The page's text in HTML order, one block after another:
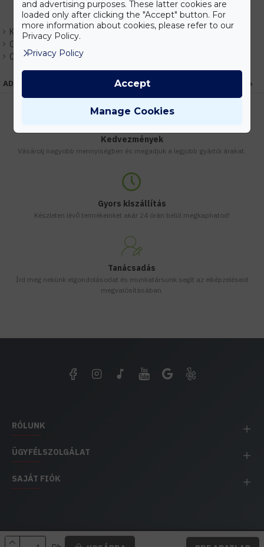
Készlet:Rendelhető
Gyártó:
Elmark
Cikkszám:EHEM195004
ADATOK
Kedvezmények
Vásárolj nagyobb mennyiségben és megadjuk a legjobb gyártói árakat.
Gyors kiszállítás
Készleten lévő termékeinket akár 24 órán belül megkaphatod!
Tanácsadás
Írd meg nekünk elgondolásodat és munkatársunk segít az elképzeléseid
megvalósításában.
RÓLUNK
ÜGYFÉLSZOLGÁLAT
SAJÁT FIÓK
EH IMPEX / Copyright © 1991-2025 Energia Háza
and advertising purposes. These latter cookies are
loaded only after clicking the "Accept" button. For
more information about cookies, please refer to our
Privacy Policy.
Privacy Policy
Manage Cookies
Accept